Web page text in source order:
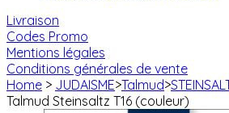
Livraison
Codes Promo
Mentions légales
Conditions générales de vente
Home > JUDAISME>Talmud>
Talmud Steinsaltz T16 (couleur)